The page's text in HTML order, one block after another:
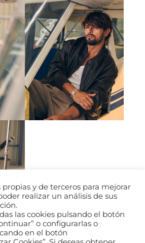
y de terceros para mejorar
realizar un análisis de sus
las cookies pulsando el botón
o configurarlas o
en el botón